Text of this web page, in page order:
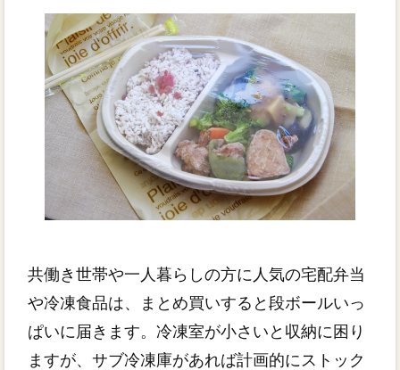
共働き世帯や一人暮らしの方に人気の宅配弁当
や冷凍食品は、まとめ買いすると段ボールいっ
ぱいに届きます。冷凍室が小さいと収納に困り
ますが、サブ冷凍庫があれば計画的にストック